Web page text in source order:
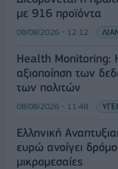
με 916 προϊόντα
08/08/2026 - 12:12
Health Monitoring:
αξιοποίηση των
των πολιτών
08/08/2026 - 11:48
Ελληνική
ευρώ ανοίγει
μικρομεσαίες